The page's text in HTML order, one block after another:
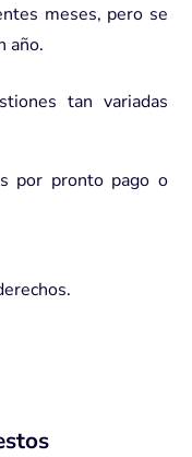
meses, pero se
año.
tan variadas
por pronto pago o